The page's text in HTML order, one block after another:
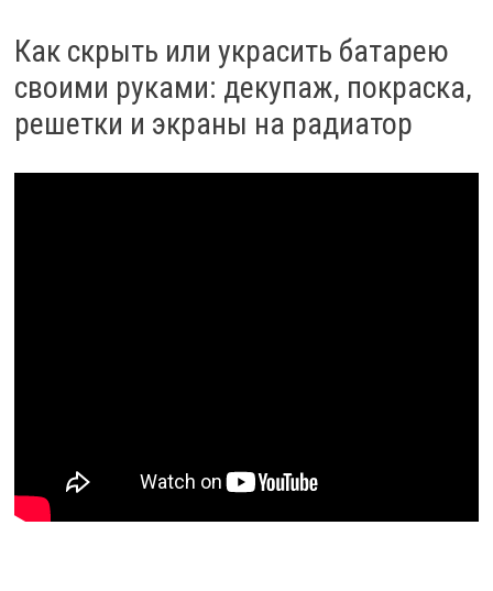
Как скрыть или украсить батарею
своими руками: декупаж, покраска,
решетки и экраны на радиатор